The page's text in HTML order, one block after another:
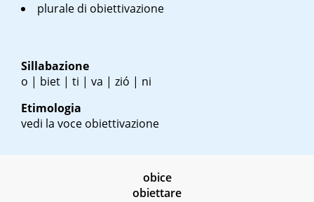
plurale di obiettivazione
Sillabazione
o | biet | ti | va | zió | ni
Etimologia
vedi la voce obiettivazione
obice
obiettare